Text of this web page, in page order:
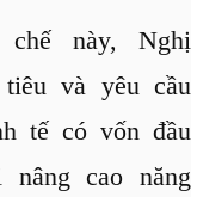
này, Nghị
và yêu cầu
tế có vốn đầu
cao năng